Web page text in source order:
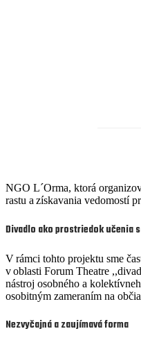
NGO L´Orma, ktorá
rastu a získavania vedomostí
Divadlo ako prostriedok učenia
V rámci tohto projektu sme
v oblasti Forum Theatre ,,d
nástroj osobného a
osobitným zameraním na
Nezvyčajná a zaujímavá forma